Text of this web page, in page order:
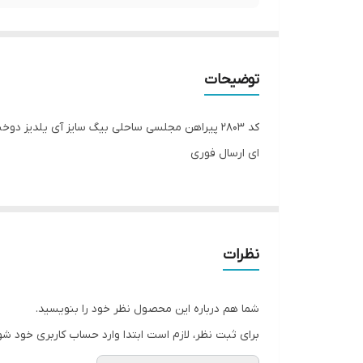
توضیحات
ای ارسال فوری
نظرات
شما هم درباره این محصول نظر خود را بنویسید.
برای ثبت نظر، لازم است ابتدا وارد حساب کاربری خود